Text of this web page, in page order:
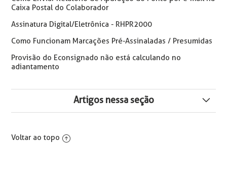
Caixa Postal do Colaborador
Assinatura Digital/Eletrônica - RHPR2000
Como Funcionam Marcações Pré-Assinaladas / Presumidas
Provisão do Econsignado não está calculando no
adiantamento
Artigos nessa seção
Funcionários) para não listar Subcontratos
Voltar ao topo